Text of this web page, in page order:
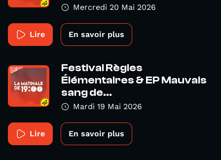
Mercredi 20 Mai 2026
Lire En savoir plus
Festival Règles
Élémentaires & EP Mauvais
sang de...
Mardi 19 Mai 2026
Lire En savoir plus